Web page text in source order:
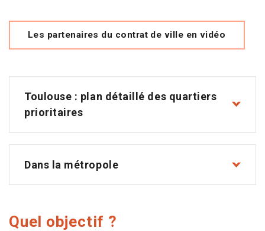
Les partenaires du contrat de ville en vidéo
Toulouse : plan détaillé des quartiers
prioritaires
Dans la métropole
Quel objectif ?